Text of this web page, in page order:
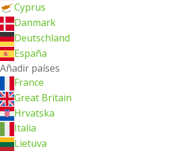
Cyprus
Danmark
Deutschland
España
Añadir países
France
Great Britain
Hrvatska
Italia
Lietuva